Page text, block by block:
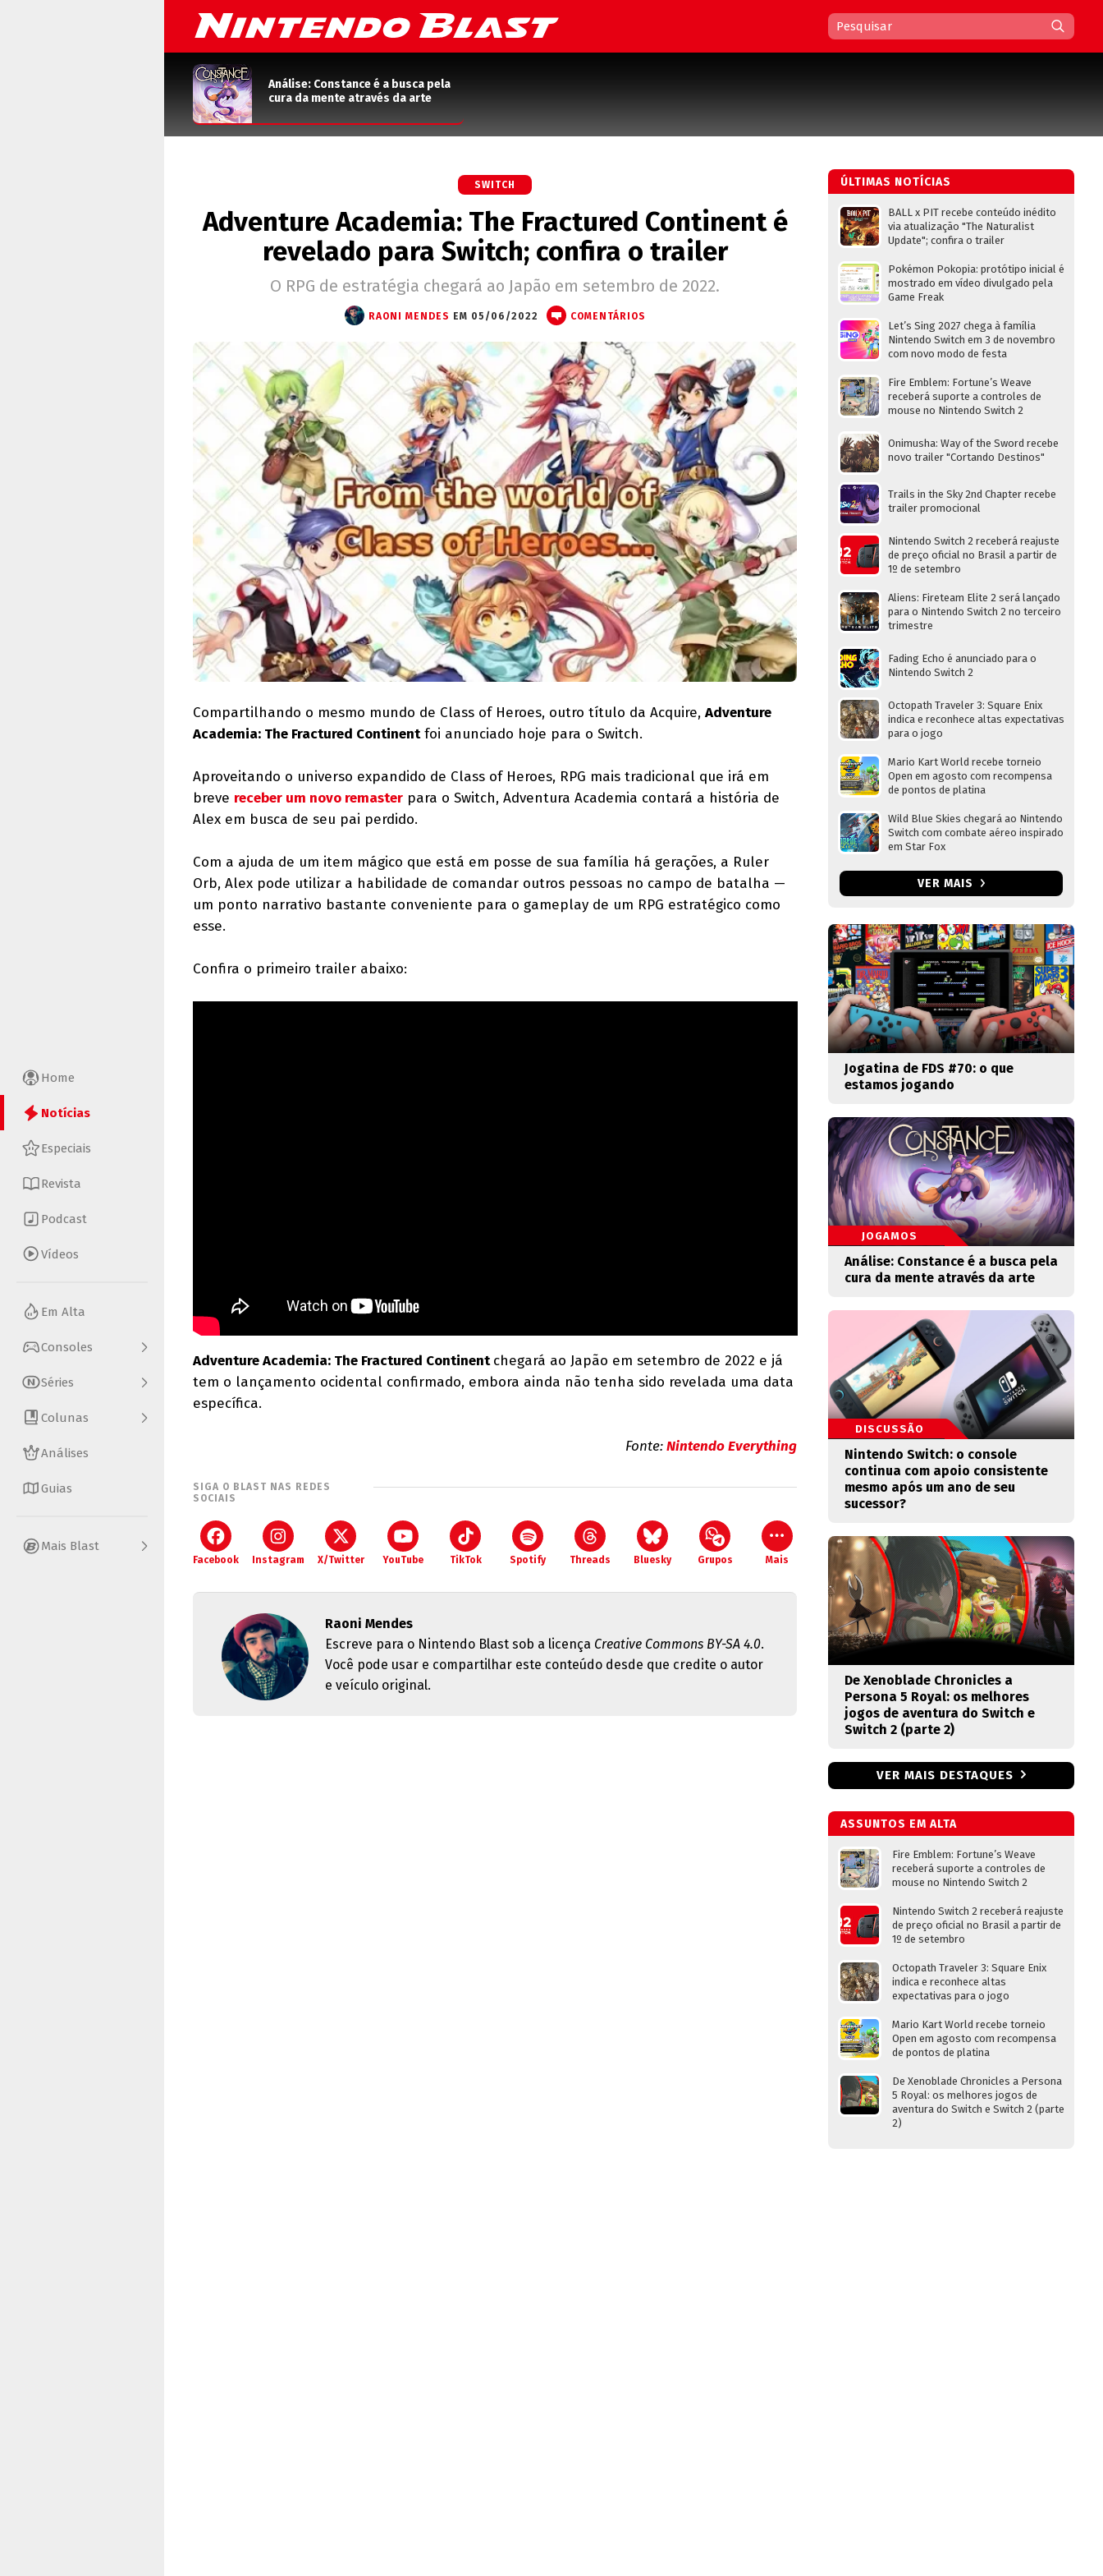
Home
Notícias
Especiais
Revista
Podcast
Vídeos
Em Alta
Consoles
Séries
Colunas
Análises
Guias
Mais Blast
Análise: Constance é a busca pela
cura da mente através da arte
SWITCH
Adventure Academia: The Fractured Continent é
revelado para Switch; confira o trailer
O RPG de estratégia chegará ao Japão em setembro de 2022.
RAONI MENDES EM 05/06/2022 COMENTÁRIOS
Compartilhando o mesmo mundo de Class of Heroes, outro título da Acquire, Adventure
Academia: The Fractured Continentfoi anunciado hoje para o Switch.
Aproveitando o universo expandido de Class of Heroes, RPG mais tradicional que irá em
breve receber um novo remaster para o Switch, Adventura Academia contará a história de
Alex em busca de seu pai perdido.
Com a ajuda de um item mágico que está em posse de sua família há gerações, a Ruler
Orb, Alex pode utilizar a habilidade de comandar outros pessoas no campo de batalha —
um ponto narrativo bastante conveniente para o gameplay de um RPG estratégico como
esse.
Confira o primeiro trailer abaixo:
Adventure Academia: The Fractured Continentchegará ao Japão em setembro de 2022 e já
tem o lançamento ocidental confirmado, embora ainda não tenha sido revelada uma data
específica.
Fonte:Nintendo Everything
SIGA O BLAST NAS REDES
SOCIAIS
Facebook Instagram X/Twitter YouTube TikTok Spotify Threads Bluesky Grupos Mais
Raoni Mendes
Escreve para o Nintendo Blast sob a licença Creative Commons BY-SA 4.0.
Você pode usar e compartilhar este conteúdo desde que credite o autor
e veículo original.
ÚLTIMAS NOTÍCIAS
BALL x PIT recebe conteúdo inédito
via atualização "The Naturalist
Update"; confira o trailer
Pokémon Pokopia: protótipo inicial é
mostrado em vídeo divulgado pela
Game Freak
Let’s Sing 2027 chega à família
Nintendo Switch em 3 de novembro
com novo modo de festa
Fire Emblem: Fortune’s Weave
receberá suporte a controles de
mouse no Nintendo Switch 2
Onimusha: Way of the Sword recebe
novo trailer "Cortando Destinos"
Trails in the Sky 2nd Chapter recebe
trailer promocional
Nintendo Switch 2 receberá reajuste
de preço oficial no Brasil a partir de
1º de setembro
Aliens: Fireteam Elite 2 será lançado
para o Nintendo Switch 2 no terceiro
trimestre
Fading Echo é anunciado para o
Nintendo Switch 2
Octopath Traveler 3: Square Enix
indica e reconhece altas expectativas
para o jogo
Mario Kart World recebe torneio
Open em agosto com recompensa
de pontos de platina
Wild Blue Skies chegará ao Nintendo
Switch com combate aéreo inspirado
em Star Fox
VER MAIS
Jogatina de FDS #70: o que
estamos jogando
JOGAMOS
Análise: Constance é a busca pela
cura da mente através da arte
DISCUSSÃO
Nintendo Switch: o console
continua com apoio consistente
mesmo após um ano de seu
sucessor?
De Xenoblade Chronicles a
Persona 5 Royal: os melhores
jogos de aventura do Switch e
Switch 2 (parte 2)
VER MAIS DESTAQUES
ASSUNTOS EM ALTA
Fire Emblem: Fortune’s Weave
receberá suporte a controles de
mouse no Nintendo Switch 2
Nintendo Switch 2 receberá reajuste
de preço oficial no Brasil a partir de
1º de setembro
Octopath Traveler 3: Square Enix
indica e reconhece altas
expectativas para o jogo
Mario Kart World recebe torneio
Open em agosto com recompensa
de pontos de platina
De Xenoblade Chronicles a Persona
5 Royal: os melhores jogos de
aventura do Switch e Switch 2 (parte
2)